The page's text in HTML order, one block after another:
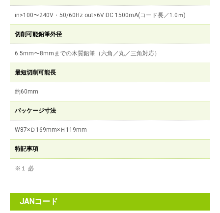
in>100〜240V・50/60Hz out>6V DC 1500mA(コード長／1.0ｍ)
切削可能鉛筆外径
6.5mm〜8mmまでの木質鉛筆（六角／丸／三角対応）
最短切削可能長
約60mm
パッケージ寸法
W87×Ｄ169mm×Ｈ119mm
特記事項
※１ 必
JANコード